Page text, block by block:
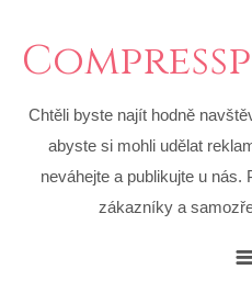
Chtěli byste najít hodně
abyste si mohli udělat
neváhejte a publikujte u
zákazníky a